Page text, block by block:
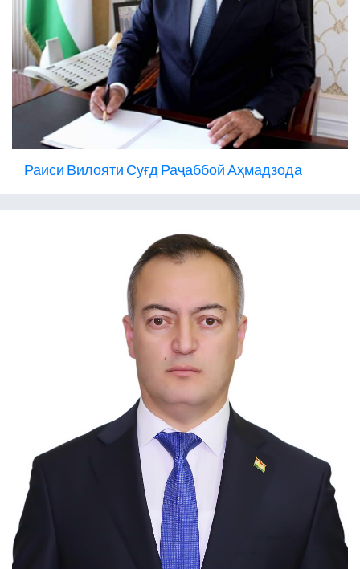
Раиси Вилояти Суғд Раҷаббой Аҳмадзода